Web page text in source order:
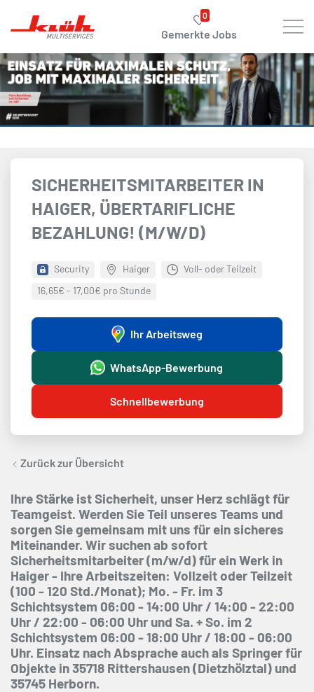
0
Gemerkte Jobs
SICHERHEITSMITARBEITER IN
HAIGER, ÜBERTARIFLICHE
BEZAHLUNG! (M/W/D)
Security Haiger
Voll- oder Teilzeit
16,65€ - 17,00€ pro Stunde
Ihr Arbeitsweg
WhatsApp-Bewerbung
Schnellbewerbung
Zurück zur Übersicht
Ihre Stärke ist Sicherheit, unser Herz schlägt für
Teamgeist. Werden Sie Teil unseres Teams und
sorgen Sie gemeinsam mit uns für ein sicheres
Miteinander. Wir suchen ab sofort
Sicherheitsmitarbeiter (m/w/d) für ein Werk in
Haiger - Ihre Arbeitszeiten: Vollzeit oder Teilzeit
(100 - 120 Std./Monat); Mo. - Fr. im 3
Schichtsystem 06:00 - 14:00 Uhr / 14:00 - 22:00
Uhr / 22:00 - 06:00 Uhr und Sa. + So. im 2
Schichtsystem 06:00 - 18:00 Uhr / 18:00 - 06:00
Uhr. Einsatz nach Absprache auch als Springer für
Objekte in 35718 Rittershausen (Dietzhölztal) und
35745 Herborn.